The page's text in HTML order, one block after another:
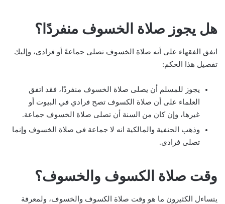
هل يجوز صلاة الخسوف منفردًا؟
اتفق الفقهاء على أنه صلاة الخسوف تصلى جماعةً أو فرادى، وإليك
تفصيل هذا الحكم:
يجوز للمسلم أن يصلى صلاة الخسوف منفردًا، فقد اتفق
العلماء على أن صلاة الكسوف تصح فرادي في البيوت أو
غيرها، وإن كان من السنة أن تصلى صلاة الخسوف جماعة.
وذهب الحنفية والمالكية انه لا جماعة في صلاة الخسوف وإنما
تصلى فرادى.
وقت صلاة الكسوف والخسوف؟
يتساءل الكثيرون ما هو وقت صلاة الكسوف والخسوف، ولمعرفة